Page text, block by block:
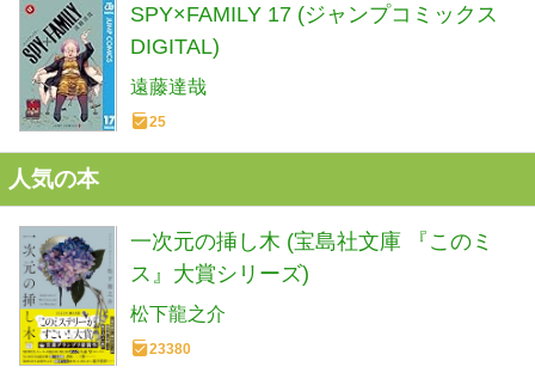
SPY×FAMILY 17 (ジャンプコミックス
DIGITAL)
遠藤達哉
25
人気の本
一次元の挿し木 (宝島社文庫 『このミ
ス』大賞シリーズ)
松下龍之介
23380